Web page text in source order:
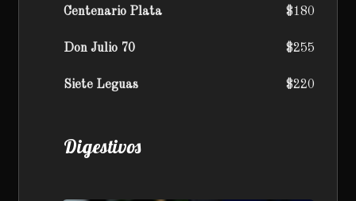
Centenario Plata $180
Don Julio 70 $255
Siete Leguas $220
Digestivos